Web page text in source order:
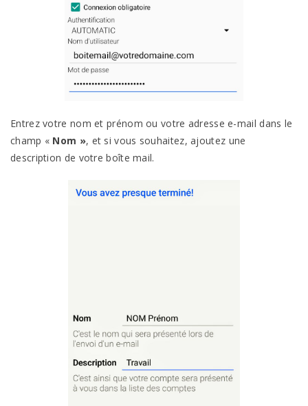
Entrez votre nom et prénom ou votre adresse e-mail dans le
champ « Nom », et si vous souhaitez, ajoutez une
description de votre boîte mail.